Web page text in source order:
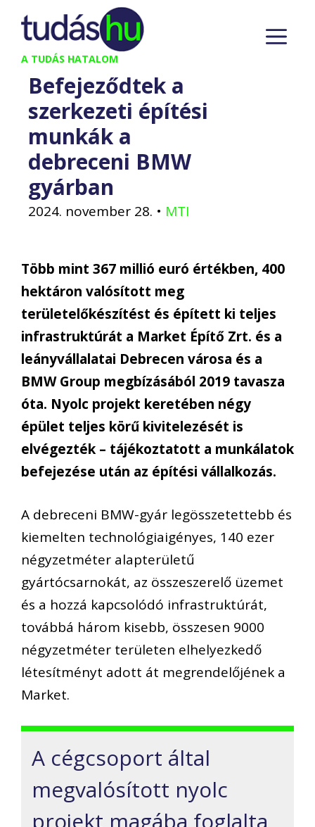
Kilépés
tartalomba
A TUDÁS HATALOM
Befejeződtek a
szerkezeti építési
munkák a
debreceni BMW
gyárban
2024. november 28. • MTI
Több mint 367 millió euró értékben, 400
hektáron valósított meg
területelőkészítést és épített ki teljes
infrastruktúrát a Market Építő Zrt. és a
leányvállalatai Debrecen városa és a
BMW Group megbízásából 2019 tavasza
óta. Nyolc projekt keretében négy
épület teljes körű kivitelezését is
elvégezték – tájékoztatott a munkálatok
befejezése után az építési vállalkozás.
A debreceni BMW-gyár legösszetettebb és
kiemelten technológiaigényes, 140 ezer
négyzetméter alapterületű
gyártócsarnokát, az összeszerelő üzemet
és a hozzá kapcsolódó infrastruktúrát,
továbbá három kisebb, összesen 9000
négyzetméter területen elhelyezkedő
létesítményt adott át megrendelőjének a
Market.
A cégcsoport által
megvalósított nyolc
projekt magába foglalta